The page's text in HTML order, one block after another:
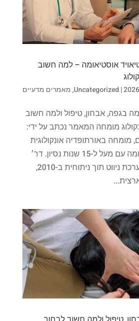
אוסטיאומה – למה חשוב
|
Uncategorized
,מאמרים מדעיים
בגפה, אבחון, טיפול ולמה חשוב
מומחה המאמר נכתב על ידי:
מומחה באורתופדיה אונקולוגית
ואוסטיאויד אוסטיאומה עם מעל ל-15 שנות נסיון. דר׳
שטרנהיים פיתח מערכת ניווט תוך ניתוחית ב-2010,